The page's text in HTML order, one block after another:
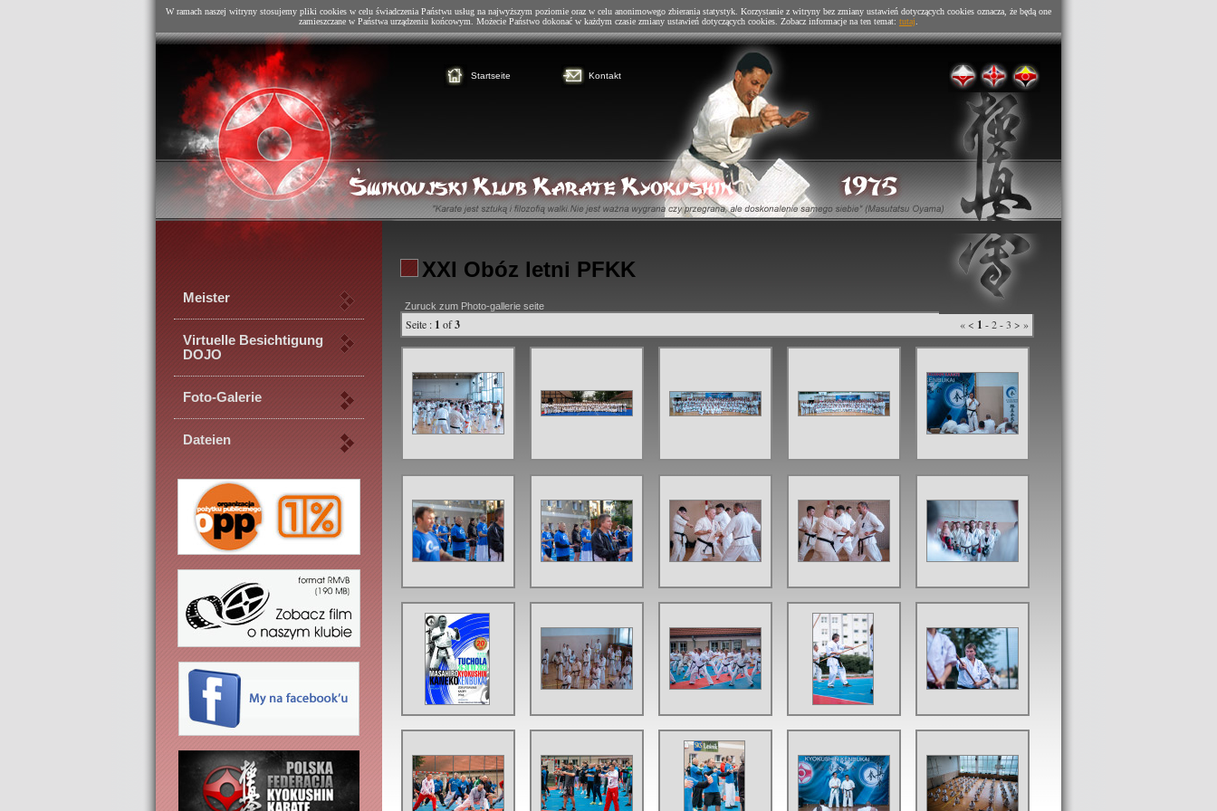
W ramach naszej witryny stosujemy pliki cookies w celu świadczenia Państwu usług na najwyższym poziomie oraz w celu anonimowego zbierania statystyk. Korzystanie z witryny bez zmiany ustawień dotyczących cookies oznacza, że będą one
zamieszczane w Państwa urządzeniu końcowym. Możecie Państwo dokonać w każdym czasie zmiany ustawień dotyczących cookies. Zobacz informacje na ten temat: tutaj
Startseite Kontakt
Meister
Virtuelle Besichtigung
DOJO
Foto-Galerie
Dateien
XXI Obóz letni PFKK
Zuruck zum Photo-gallerie seite
Seite : 1 of3 « < 1 -2-3 > »